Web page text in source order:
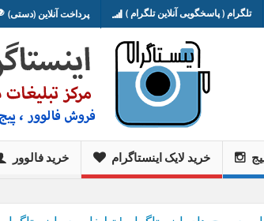
پرداخت آنلاین (دستی) تلگرام ( پاسخگویی آنلاین تلگرام )
خرید فالوور خرید لایک اینستاگرام